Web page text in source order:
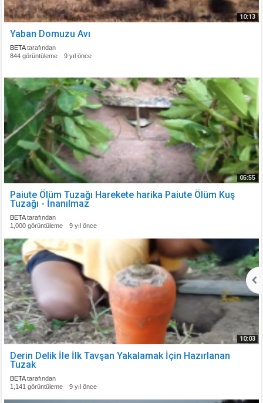
10:13
Yaban Domuzu Avı
BETAtarafından
844 görüntüleme
9 yıl önce
05:55
Paiute Ölüm Tuzağı Harekete harika Paiute Ölüm Kuş
Tuzağı - İnanılmaz
BETAtarafından
1,000 görüntüleme
9 yıl önce
10:03
Derin Delik İle İlk Tavşan Yakalamak İçin Hazırlanan
Tuzak
BETAtarafından
1,141 görüntüleme
9 yıl önce